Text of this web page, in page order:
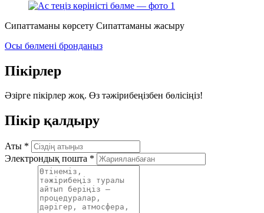
Сипаттаманы көрсету Сипаттаманы жасыру
Осы бөлмені брондаңыз
Пікірлер
Әзірге пікірлер жоқ. Өз тәжірибеңізбен бөлісіңіз!
Пікір қалдыру
Аты *
Электрондық пошта *